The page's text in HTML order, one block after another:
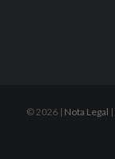
©2026 | Nota Legal |